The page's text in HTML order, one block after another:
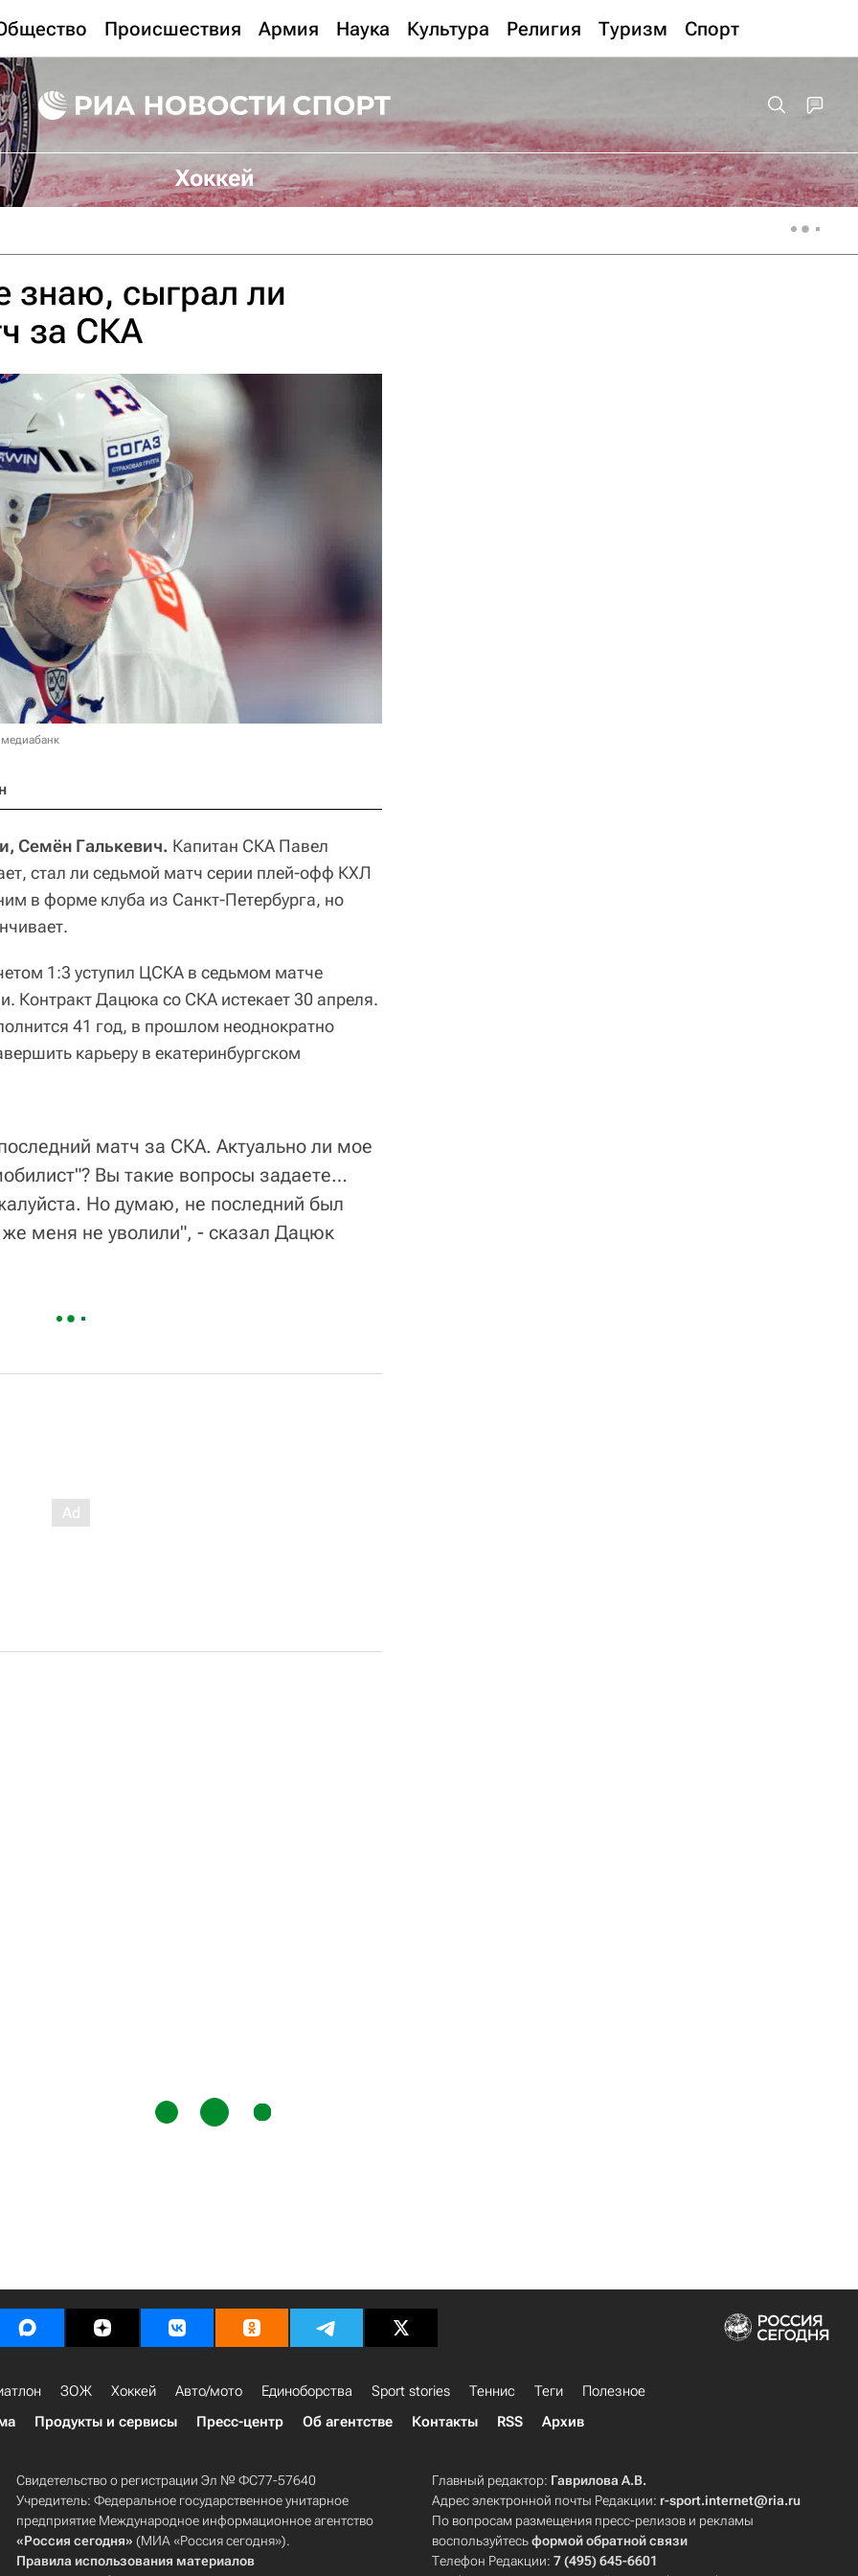
Происшествия Армия Наука Культура Религия Туризм Спорт
Хоккей
знаю, сыграл ли
за СКА
Семён Галькевич. Капитан СКА Павел
стал ли седьмой матч серии плей-офф КХЛ
в форме клуба из Санкт-Петербурга, но
1:3 уступил ЦСКА в седьмом матче
Контракт Дацюка со СКА истекает 30 апреля.
41 год, в прошлом неоднократно
карьеру в екатеринбургском
матч за СКА. Актуально ли мое
Вы такие вопросы задаете…
Но думаю, не последний был
меня не уволили", - сказал Дацюк
ЗОЖ Хоккей Авто/мото Единоборства Sport stories Теннис Теги
Полезное
Продукты и сервисы Пресс-центр Об агентстве Контакты RSS Архив
Свидетельство о регистрации Эл № ФС77-57640
Учредитель: Федеральное государственное унитарное
предприятие Международное информационное агентство
«Россия сегодня» (МИА «Россия сегодня»).
Правила использования материалов
Главный редактор: Гаврилова А.В.
Адрес электронной почты Редакции: r-sport.internet@ria.ru
По вопросам размещения пресс-релизов и рекламы
воспользуйтесьформой обратной связи
Телефон Редакции:7 (495) 645-6601